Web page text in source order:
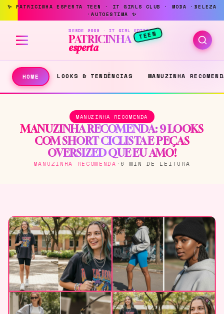
DESDE 2009 · IT GIRL EDITION
PATRICINHA TEEN
esperta
HOME LOOKS & TENDÊNCIAS MANUZINHA
MANUZINHA RECOMENDA
MANUZINHA RECOMENDA: 9 LOOKS
COM SHORT CICLISTA E PEÇAS
OVERSIZED QUE EU AMO!
MANUZINHA RECOMENDA · 6 MIN DE LEITURA